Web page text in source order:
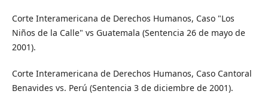
Corte Interamericana de Derechos Humanos, Caso "Los
Niños de la Calle" vs Guatemala (Sentencia 26 de mayo de
2001).
Corte Interamericana de Derechos Humanos, Caso Cantoral
Benavides vs. Perú (Sentencia 3 de diciembre de 2001).